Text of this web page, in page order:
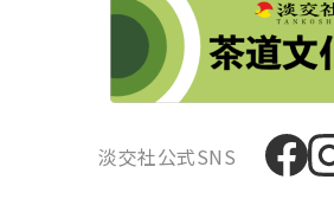
淡交社公式SNS